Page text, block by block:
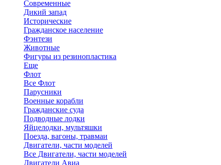
Современные
Дикий запад
Исторические
Гражданское население
Фэнтези
Животные
Фигуры из резинопластика
Еще
Флот
Все Флот
Парусники
Военные корабли
Гражданские суда
Подводные лодки
Яйцелодки, мультяшки
Поезда, вагоны, травмаи
Двигатели, части моделей
Все Двигатели, части моделей
Двигатели Авиа